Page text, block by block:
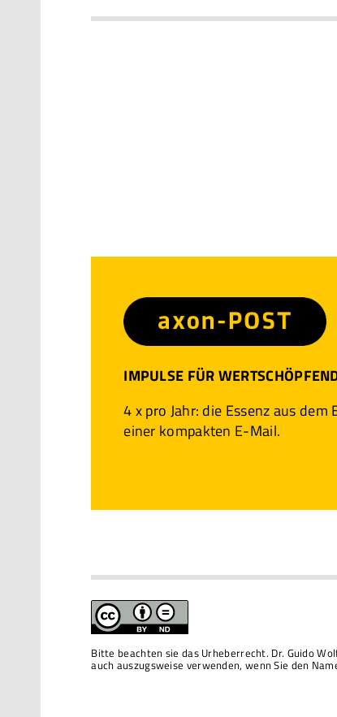
IMPULSE FÜR
4 x pro Jahr: die Essenz aus
einer kompakten E-Mail.
Bitte beachten sie das Urheberrecht. Dr. Guido
auch auszugsweise verwenden, wenn Sie den